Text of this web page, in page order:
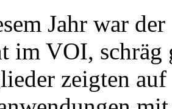
Jahr war
im VOI,
zeigten auf